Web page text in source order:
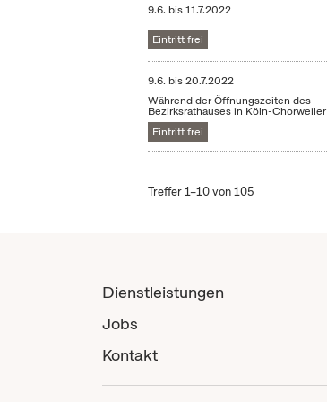
9.6. bis11.7.2022
Eintritt frei
9.6. bis20.7.2022
Während der Öffnungszeiten des
Bezirksrathauses in Köln-Chorweiler
Eintritt frei
Treffer 1–10 von 105
Dienstleistungen
Jobs
Kontakt